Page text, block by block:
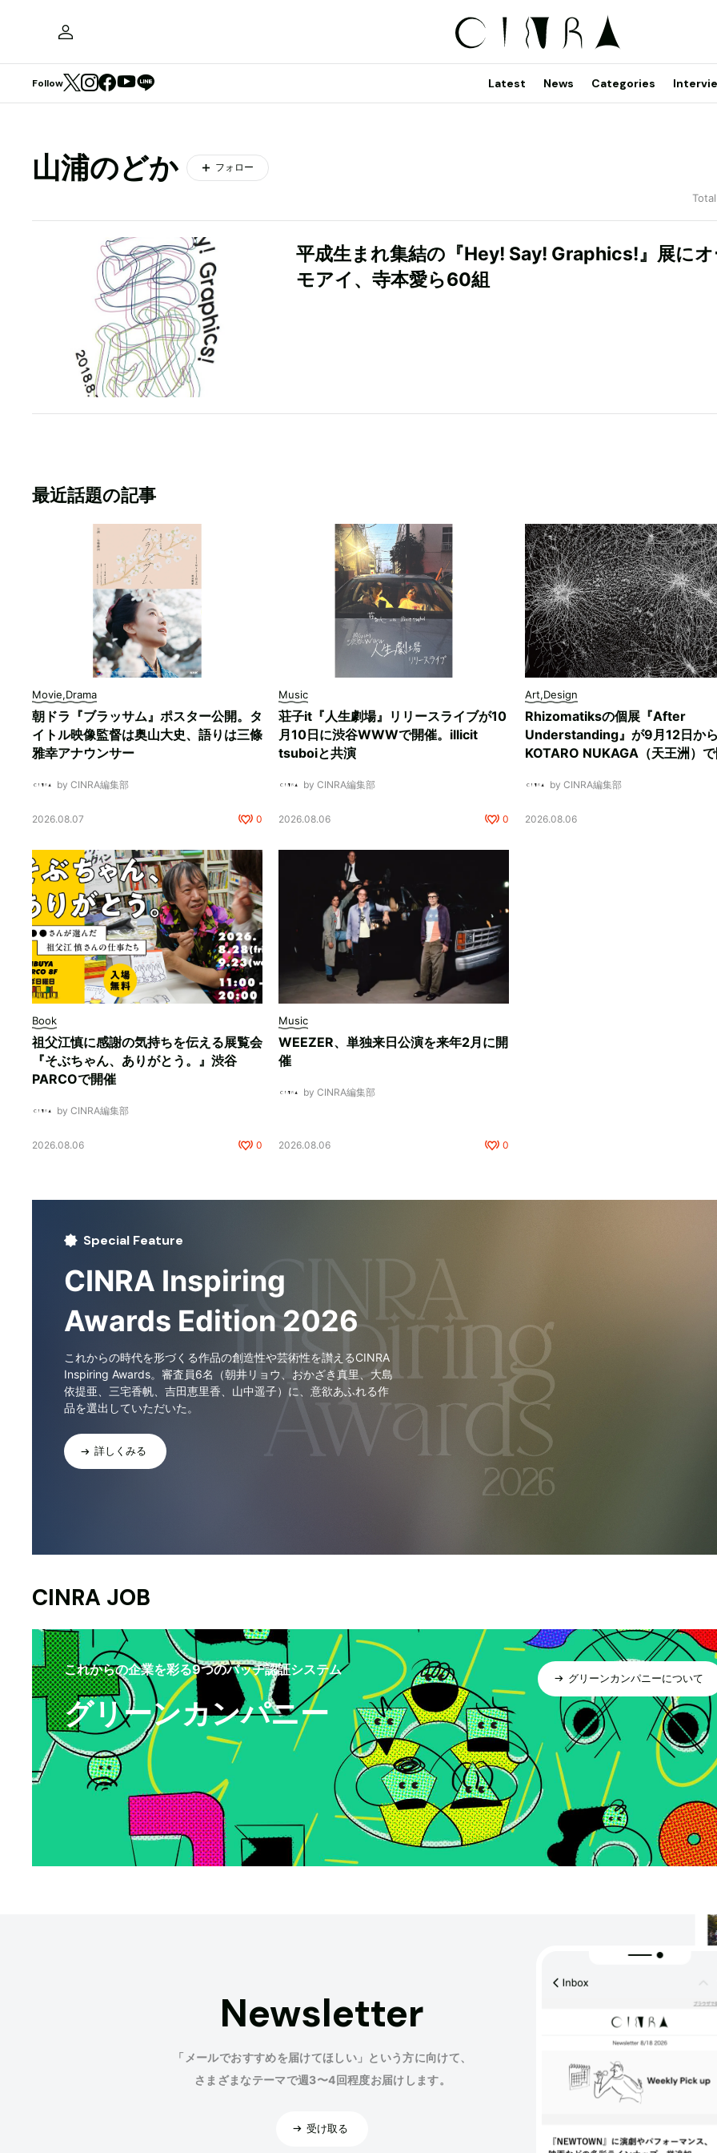
Follow Latest News Categories
山浦のどか フォロー
平成生まれ集結の『Hey! Say! Graphics!』展にオ
モアイ、寺本愛ら60組
最近話題の記事
Movie,Drama
朝ドラ『ブラッサム』ポスター公開。タ
イトル映像監督は奥山大史、語りは三條
雅幸アナウンサー
by CINRA編集部
2026.08.07 0
Music
荘子it『人生劇場』リリースライブが10
月10日に渋谷WWWで開催。illicit
tsuboiと共演
by CINRA編集部
2026.08.06 0
Art,Design
Rhizomatiksの個展『After
Understanding』が9月12日から
KOTARO NUKAGA（天王洲）
by CINRA編集部
2026.08.06
Book
祖父江慎に感謝の気持ちを伝える展覧会
『そぶちゃん、ありがとう。』渋谷
PARCOで開催
by CINRA編集部
2026.08.06 0
Music
WEEZER、単独来日公演を来年2月に開
催
by CINRA編集部
2026.08.06 0
Special Feature
CINRA Inspiring
Awards Edition 2026
これからの時代を形づくる作品の創造性や芸術性を讃えるCINRA
Inspiring Awards。審査員6名（朝井リョウ、おかざき真里、大島
依提亜、三宅香帆、吉田恵里香、山中遥子）に、意欲あふれる作
品を選出していただいた。
詳しくみる
CINRA JOB
これからの企業を彩る9つのバッヂ認証システム
グリーンカンパニー
グリーンカンパニーについて
Newsletter
「メールでおすすめを届けてほしい」という方に向けて、
さまざまなテーマで週3〜4回程度お届けします。
受け取る